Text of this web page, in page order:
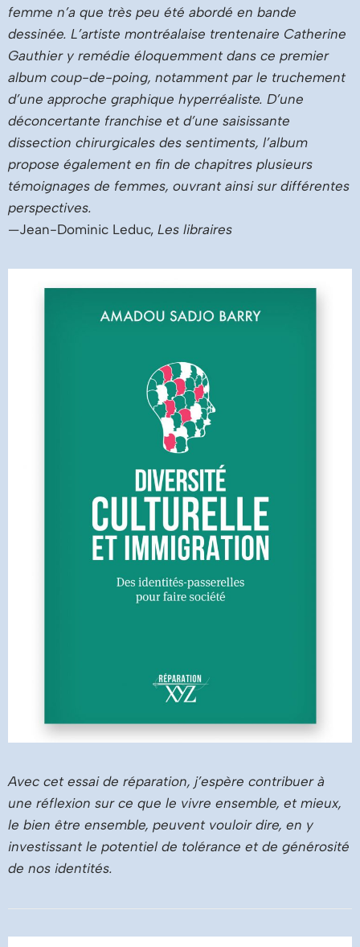
femme n’a que très peu été abordé en bande
dessinée. L’artiste montréalaise trentenaire Catherine
Gauthier y remédie éloquemment dans ce premier
album coup-de-poing, notamment par le truchement
d’une approche graphique hyperréaliste. D’une
déconcertante franchise et d’une saisissante
dissection chirurgicales des sentiments, l’album
propose également en fin de chapitres plusieurs
témoignages de femmes, ouvrant ainsi sur différentes
perspectives.
—Jean-Dominic Leduc, Les libraires
Avec cet essai de réparation, j’espère contribuer à
une réflexion sur ce que le vivre ensemble, et mieux,
le bien être ensemble, peuvent vouloir dire, en y
investissant le potentiel de tolérance et de générosité
de nos identités.